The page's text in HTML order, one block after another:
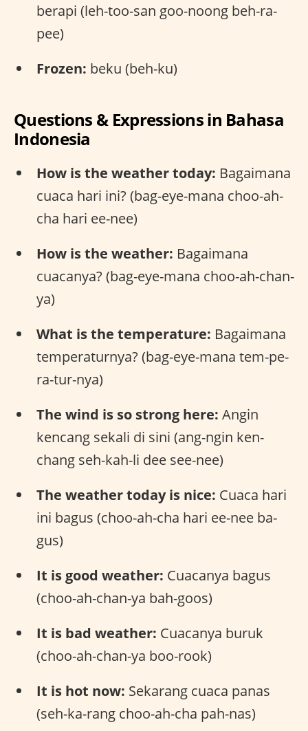
berapi (leh-too-san goo-noong beh-ra-
pee)
Frozen: beku (beh-ku)
Questions & Expressions in Bahasa
Indonesia
How is the weather today: Bagaimana
cuaca hari ini? (bag-eye-mana choo-ah-
cha hari ee-nee)
How is the weather: Bagaimana
cuacanya? (bag-eye-mana choo-ah-chan-
ya)
What is the temperature: Bagaimana
temperaturnya? (bag-eye-mana tem-pe-
ra-tur-nya)
The wind is so strong here: Angin
kencang sekali di sini (ang-ngin ken-
chang seh-kah-li dee see-nee)
The weather today is nice: Cuaca hari
ini bagus (choo-ah-cha hari ee-nee ba-
gus)
It is good weather: Cuacanya bagus
(choo-ah-chan-ya bah-goos)
It is bad weather: Cuacanya buruk
(choo-ah-chan-ya boo-rook)
It is hot now: Sekarang cuaca panas
(seh-ka-rang choo-ah-cha pah-nas)